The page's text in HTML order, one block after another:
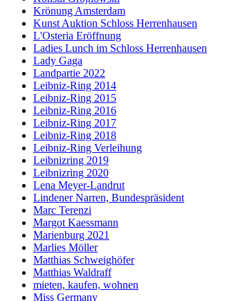
Krönung Amsterdam
Kunst Auktion Schloss Herrenhausen
L'Osteria Eröffnung
Ladies Lunch im Schloss Herrenhausen
Lady Gaga
Landpartie 2022
Leibniz-Ring 2014
Leibniz-Ring 2015
Leibniz-Ring 2016
Leibniz-Ring 2017
Leibniz-Ring 2018
Leibniz-Ring Verleihung
Leibnizring 2019
Leibnizring 2020
Lena Meyer-Landrut
Lindener Narren, Bundespräsident
Marc Terenzi
Margot Kaessmann
Marienburg 2021
Marlies Möller
Matthias Schweighöfer
Matthias Waldraff
mieten, kaufen, wohnen
Miss Germany